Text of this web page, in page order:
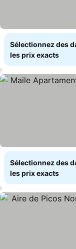
Sélectionnez des
les prix exacts
Sélectionnez des
les prix exacts